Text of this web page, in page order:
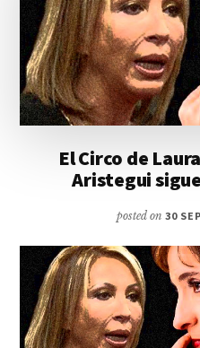
El Circo de
Aristegui
posted on30